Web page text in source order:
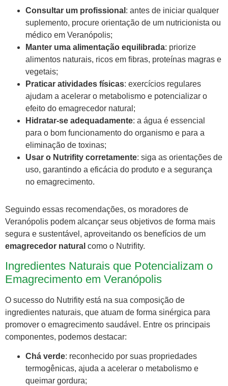
Consultar um profissional : antes de iniciar qualquer
suplemento, procure orientação de um nutricionista ou
médico em Veranópolis;
Manter uma alimentação equilibrada: priorize
alimentos naturais, ricos em fibras, proteínas magras e
vegetais;
Praticar atividades físicas: exercícios regulares
ajudam a acelerar o metabolismo e potencializar o
efeito do emagrecedor natural;
Hidratar-se adequadamente: a água é essencial
para o bom funcionamento do organismo e para a
eliminação de toxinas;
Usar o Nutrifity corretamente: siga as orientações de
uso, garantindo a eficácia do produto e a segurança
no emagrecimento.
Seguindo essas recomendações, os moradores de
Veranópolis podem alcançar seus objetivos de forma mais
segura e sustentável, aproveitando os benefícios de um
emagrecedor natural como o Nutrifity.
Ingredientes Naturais que Potencializam o
Emagrecimento em Veranópolis
O sucesso do Nutrifity está na sua composição de
ingredientes naturais, que atuam de forma sinérgica para
promover o emagrecimento saudável. Entre os principais
componentes, podemos destacar:
Chá verde: reconhecido por suas propriedades
termogênicas, ajuda a acelerar o metabolismo e
queimar gordura;